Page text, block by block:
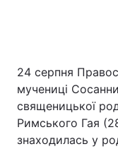
24 серпня
мучениці
священицької
Римського Гая
знаходилась у